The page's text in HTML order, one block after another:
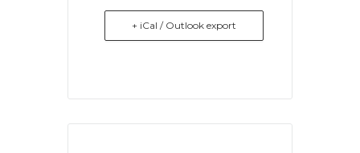
+ iCal / Outlook export